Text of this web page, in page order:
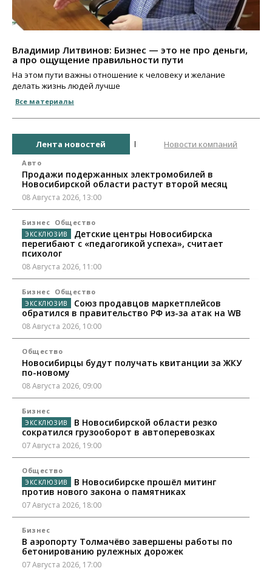
Владимир Литвинов: Бизнес — это не про деньги,
а про ощущение правильности пути
На этом пути важны отношение к человеку и желание
делать жизнь людей лучше
Все материалы
Лента новостей Новости компаний
Авто
Продажи подержанных электромобилей в
Новосибирской области растут второй месяц
08 Августа 2026, 13:00
Бизнес Общество
Детские центры Новосибирска
перегибают с «педагогикой успеха», считает
психолог
08 Августа 2026, 11:00
Бизнес Общество
Союз продавцов маркетплейсов
обратился в правительство РФ из-за атак на WB
08 Августа 2026, 10:00
Общество
Новосибирцы будут получать квитанции за ЖКУ
по-новому
08 Августа 2026, 09:00
Бизнес
В Новосибирской области резко
сократился грузооборот в автоперевозках
07 Августа 2026, 19:00
Общество
В Новосибирске прошёл митинг
против нового закона о памятниках
07 Августа 2026, 18:00
Бизнес
В аэропорту Толмачёво завершены работы по
бетонированию рулежных дорожек
07 Августа 2026, 17:00